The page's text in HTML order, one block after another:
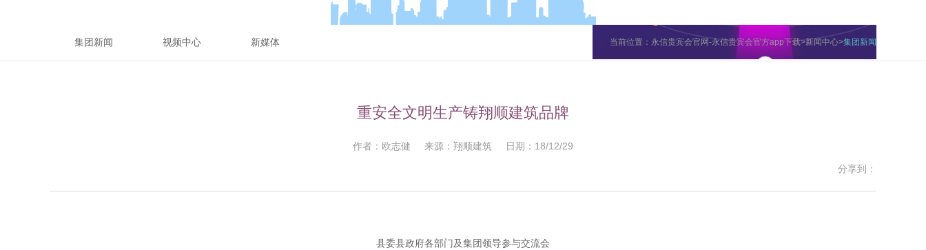
当前位置： 永信贵宾会官网-永信贵宾会官方app下载>新闻中心>集团新闻
集团新闻 视频中心 新媒体
重安全文明生产铸翔顺建筑品牌
作者：欧志健 来源：翔顺建筑 日期：18/12/29
分享到：
县委县政府各部门及集团领导参与交流会